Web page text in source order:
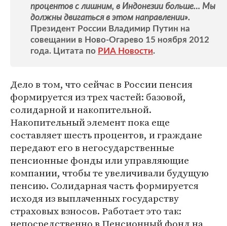
процентов с лишним, в Индонезии больше… Мы
должны двигаться в этом направлении».
Президент России Владимир Путин на
совещании в Ново-Огарево 15 ноября 2012
года. Цитата по РИА Новости.
Дело в том, что сейчас в России пенсия
формируется из трех частей: базовой,
солидарной и накопительной.
Накопительный элемент пока еще
составляет шесть процентов, и граждане
передают его в негосударственные
пенсионные фонды или управляющие
компании, чтобы те увеличивали будущую
пенсию. Солидарная часть формируется
исходя из выплаченных государству
страховых взносов. Работает это так: